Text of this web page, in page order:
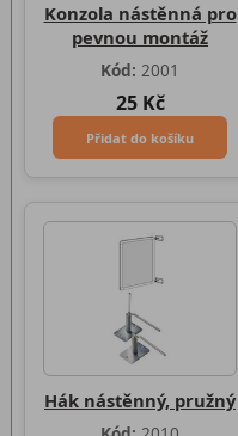
Konzola nástěnná pro
pevnou montáž
Kód: 2001
25 Kč
Přidat do košíku
Hák nástěnný, pružný